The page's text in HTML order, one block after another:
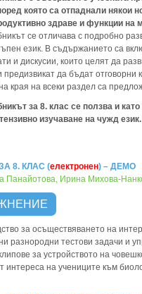
която са отпаднали някои
здраве и функции на
се отличава с подробно
език. В съдържанието са
и дискусии, които целят да
предизвикат да бъдат
края на всеки раздел са
за 8. клас се ползва и
изучаване на чужд език.
8. КЛАС (електронен) – ДЕМО
Панайотова, Ирина Михова-
за осъществяването на
разнородни тестови задачи
за устройството на
интереса на учениците към